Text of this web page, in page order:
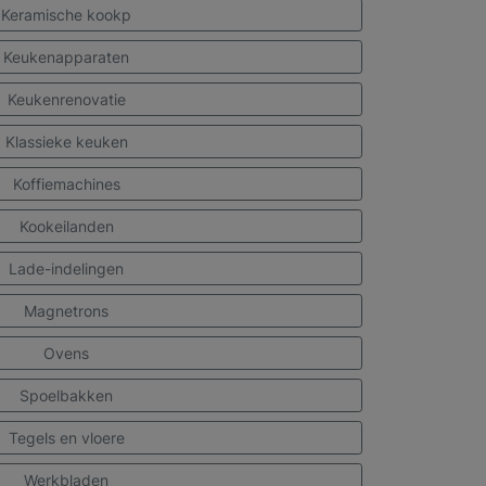
Keramische kookp
Keukenapparaten
Keukenrenovatie
Klassieke keuken
Koffiemachines
Kookeilanden
Lade-indelingen
Magnetrons
Ovens
Spoelbakken
Tegels en vloere
Werkbladen